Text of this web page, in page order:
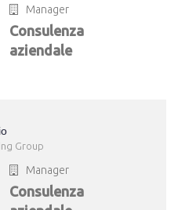
Manager
Consulenza
aziendale
Group
Manager
Consulenza